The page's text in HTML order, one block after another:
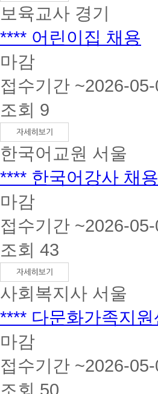
보육교사 경기
**** 어린이집 채용
마감
접수기간 ~2026-
조회 9
한국어교원 서울
**** 한국어강사 채용
마감
접수기간 ~2026-
조회 43
사회복지사 서울
**** 다문화가족지
마감
접수기간 ~2026-
조회 50